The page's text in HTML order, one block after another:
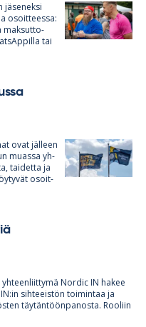
jä­se­neksi
osoit­teessa:
mak­sut­to­
tai
ovat jäl­leen
muassa yh­
tai­detta ja
osoit­
Nor­dic IN ha­kee
sih­tee­is­tön toi­min­taa ja
täy­tän­töön­pa­nosta. Roo­liin